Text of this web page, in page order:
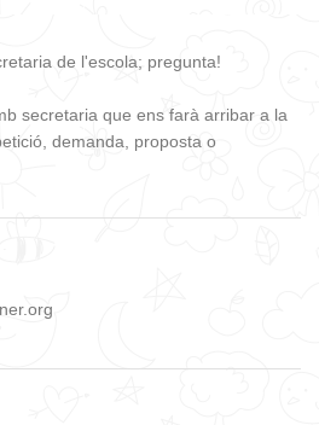
de l'escola; pregunta!
secretaria que ens farà arribar a la
demanda, proposta o